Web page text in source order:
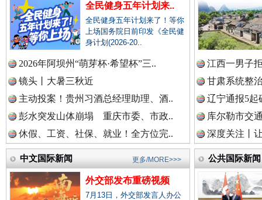
中国公共新闻网.
中国法制新闻网.
中国法治新闻网.
中国法院新闻网.
春天里的科技盛宴
巳巳如意，开工大吉！ 三轮上
全民健身五年计划来..
全民健身五年计划来了！等你
上场国务院日前印发《全民健
身计划(2026-20..
2026年阿坝州“萌芽杯·希望杯”三..
镜头丨大暑三秋近
主动投案！贵州习酒总经理助理、酒..
彭水突发山体崩塌 重庆市委、市政..
休假、工资、社保、就业！全方位完..
江西一男子
甘肃系统整
辽宁通报5起
库尔勒市交
深度关注丨
中文国际新闻
外交部发布重磅视频
7月13日，外交部发言人办公
更多/MORE>>> 公共国际新闻